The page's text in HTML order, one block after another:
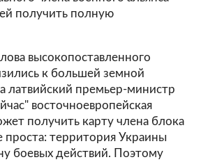
получить полную
высокопоставленного
к большей земной
латвийский премьер-министр
восточноевропейская
получить карту члена блока
территория Украины
боевых действий. Поэтому